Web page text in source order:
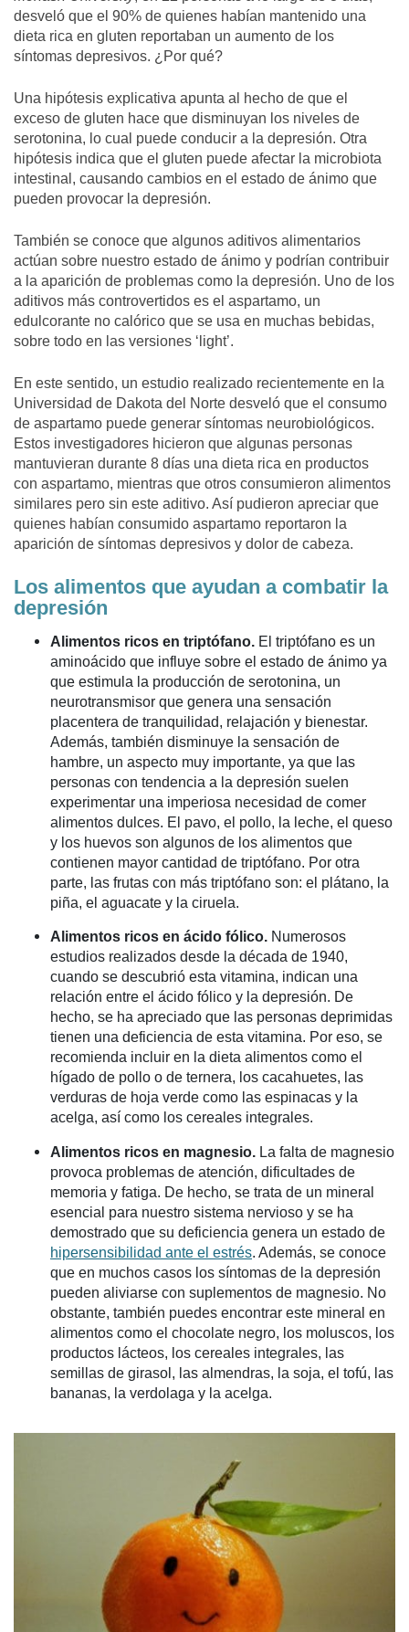
desveló que el 90% de quienes habían mantenido una
dieta rica en gluten reportaban un aumento de los
síntomas depresivos. ¿Por qué?
Una hipótesis explicativa apunta al hecho de que el
exceso de gluten hace que disminuyan los niveles de
serotonina, lo cual puede conducir a la depresión. Otra
hipótesis indica que el gluten puede afectar la microbiota
intestinal, causando cambios en el estado de ánimo que
pueden provocar la depresión.
También se conoce que algunos aditivos alimentarios
actúan sobre nuestro estado de ánimo y podrían contribuir
a la aparición de problemas como la depresión. Uno de los
aditivos más controvertidos es el aspartamo, un
edulcorante no calórico que se usa en muchas bebidas,
sobre todo en las versiones ‘light’.
En este sentido, un estudio realizado recientemente en la
Universidad de Dakota del Norte desveló que el consumo
de aspartamo puede generar síntomas neurobiológicos.
Estos investigadores hicieron que algunas personas
mantuvieran durante 8 días una dieta rica en productos
con aspartamo, mientras que otros consumieron alimentos
similares pero sin este aditivo. Así pudieron apreciar que
quienes habían consumido aspartamo reportaron la
aparición de síntomas depresivos y dolor de cabeza.
Los alimentos que ayudan a combatir la
depresión
Alimentos ricos en triptófano. El triptófano es un
aminoácido que influye sobre el estado de ánimo ya
que estimula la producción de serotonina, un
neurotransmisor que genera una sensación
placentera de tranquilidad, relajación y bienestar.
Además, también disminuye la sensación de
hambre, un aspecto muy importante, ya que las
personas con tendencia a la depresión suelen
experimentar una imperiosa necesidad de comer
alimentos dulces. El pavo, el pollo, la leche, el queso
y los huevos son algunos de los alimentos que
contienen mayor cantidad de triptófano. Por otra
parte, las frutas con más triptófano son: el plátano, la
piña, el aguacate y la ciruela.
Alimentos ricos en ácido fólico. Numerosos
estudios realizados desde la década de 1940,
cuando se descubrió esta vitamina, indican una
relación entre el ácido fólico y la depresión. De
hecho, se ha apreciado que las personas deprimidas
tienen una deficiencia de esta vitamina. Por eso, se
recomienda incluir en la dieta alimentos como el
hígado de pollo o de ternera, los cacahuetes, las
verduras de hoja verde como las espinacas y la
acelga, así como los cereales integrales.
Alimentos ricos en magnesio. La falta de magnesio
provoca problemas de atención, dificultades de
memoria y fatiga. De hecho, se trata de un mineral
esencial para nuestro sistema nervioso y se ha
demostrado que su deficiencia genera un estado de
hipersensibilidad ante el estrés. Además, se conoce
que en muchos casos los síntomas de la depresión
pueden aliviarse con suplementos de magnesio. No
obstante, también puedes encontrar este mineral en
alimentos como el chocolate negro, los moluscos, los
productos lácteos, los cereales integrales, las
semillas de girasol, las almendras, la soja, el tofú, las
bananas, la verdolaga y la acelga.